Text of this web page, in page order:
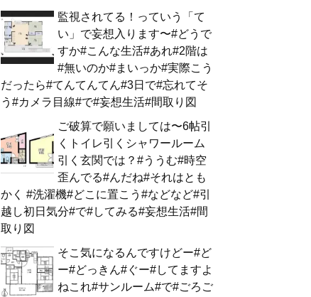
監視されてる！っていう「て
い」で妄想入ります〜#どうで
すか#こんな生活#あれ#2階は
#無いのか#まいっか#実際こう
だったら#てんてんてん#3日で#忘れてそ
う#カメラ目線#で#妄想生活#間取り図
ご破算で願いましては〜6帖引
くトイレ引くシャワールーム
引く玄関では？#ううむ#時空
歪んでる#んだね#それはとも
かく #洗濯機#どこに置こう#などなど#引
越し初日気分#で#してみる#妄想生活#間
取り図
そこ気になるんですけどー#ど
ー#どっきん#ぐー#してますよ
ねこれ#サンルーム#で#ごろご